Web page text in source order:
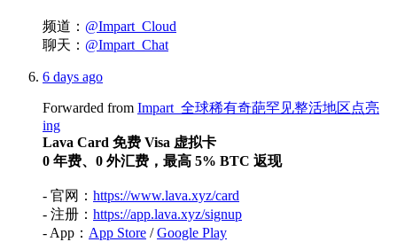
频道： @Impart_Cloud
聊天： @Impart_Chat
6 days ago
Forwarded from Impart_全球稀有奇葩罕见整活地区点亮
ing
Lava Card 免费 Visa 虚拟卡
0 年费、0 外汇费，最高 5% BTC 返现
- 官网： https://www.lava.xyz/card
- 注册： https://app.lava.xyz/signup
- App： App Store /Google Play